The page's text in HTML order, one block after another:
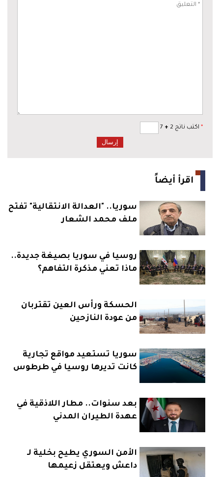
* اكتب ناتج 2 +
اقرأ أيضاً
سوريا.. "العدالة الانتقالية" تفتح
ملف محمد الشعار
روسيا في سوريا بصيغة جديدة..
ماذا تعني مذكرة التفاهم؟
الحسكة ورأس العين تقتربان
من عودة النازحين
سوريا تستعيد مواقع تجارية
كانت تديرها روسيا في طرطوس
بعد سنوات.. مطار اللاذقية في
عهدة الطيران المدني
الأمن السوري يطيح بخلية لـ
داعش ويعتقل زعيمها